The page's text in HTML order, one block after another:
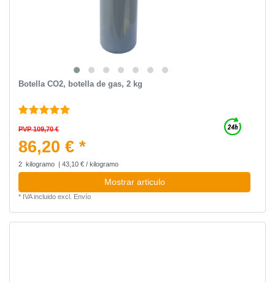
Botella CO2, botella de gas, 2 kg
PVP 109,70 €
86,20 € *
2 kilogramo | 43,10 € / kilogramo
Mostrar articulo
* IVA incluidoexcl. Envío